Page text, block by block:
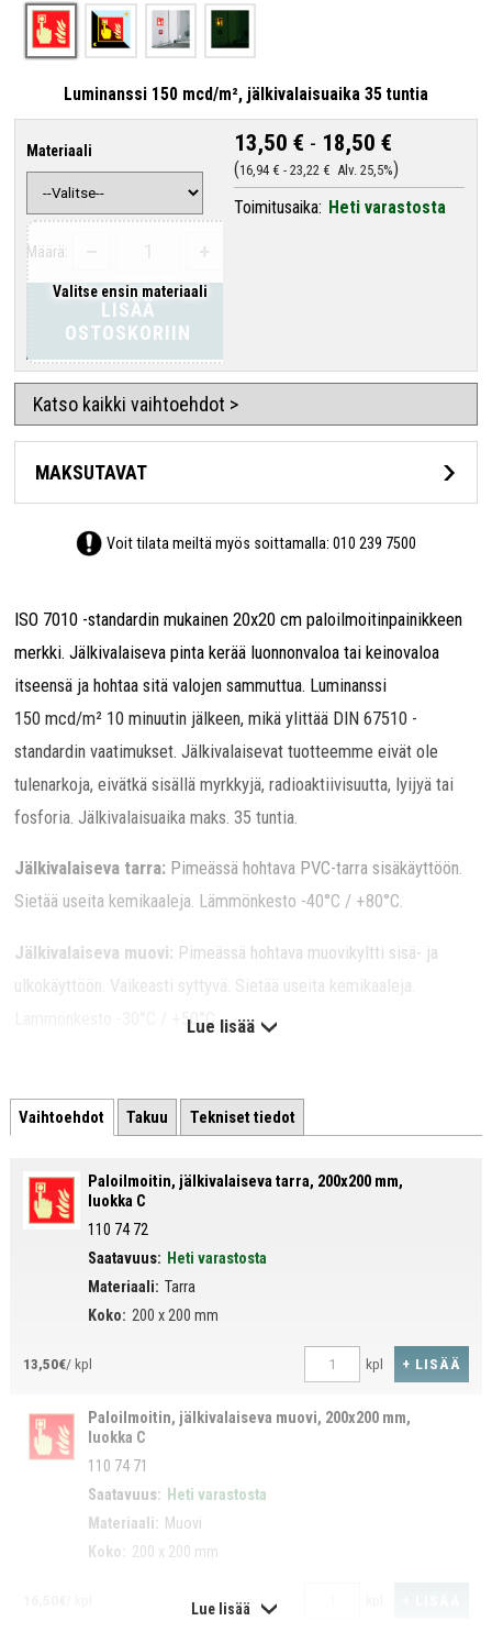
Luminanssi 150 mcd/m², jälkivalaisuaika 35 tuntia
Materiaali
Valitse ensin materiaali
Määrä:
LISÄÄ
OSTOSKORIIN
13,50 € - 18,50 €
16,94 € -23,22 € Alv. 25,5%
Toimitusaika: Heti varastosta
Katso kaikki vaihtoehdot >
MAKSUTAVAT
Voit tilata meiltä myös soittamalla:010 239 7500
ISO 7010 -standardin mukainen 20x20 cm paloilmoitinpainikkeen
merkki. Jälkivalaiseva pinta kerää luonnonvaloa tai keinovaloa
itseensä ja hohtaa sitä valojen sammuttua. Luminanssi
150 mcd/m² 10 minuutin jälkeen, mikä ylittää DIN 67510 -
standardin vaatimukset. Jälkivalaisevat tuotteemme eivät ole
tulenarkoja, eivätkä sisällä myrkkyjä, radioaktiivisuutta, lyijyä tai
fosforia. Jälkivalaisuaika maks. 35 tuntia.
Jälkivalaiseva tarra: Pimeässä hohtava PVC-tarra sisäkäyttöön.
Sietää useita kemikaaleja. Lämmönkesto -40°C / +80°C.
Jälkivalaiseva muovi: Pimeässä hohtava muovikyltti sisä- ja
ulkokäyttöön. Vaikeasti syttyvä. Sietää useita kemikaaleja.
Lämmönkesto -30°C / +50°C.
ulkokäyttöön. Kevyt, iskunkestävä ja palamaton. Sietää useita
kemikaaleja ja liuottimia. Lämmönkesto -40°C / +130°C.
Lue lisää
Vaihtoehdot Takuu Tekniset tiedot
Paloilmoitin, jälkivalaiseva tarra, 200x200 mm,
luokka C
110 74 72
Saatavuus: Heti varastosta
Materiaali: Tarra
Koko: 200 x 200 mm
13,50€/ kpl kpl + LISÄÄ
Paloilmoitin, jälkivalaiseva muovi, 200x200 mm,
luokka C
110 74 71
Saatavuus: Heti varastosta
Materiaali: Muovi
Koko:
200 x 200 mm
Lue lisää